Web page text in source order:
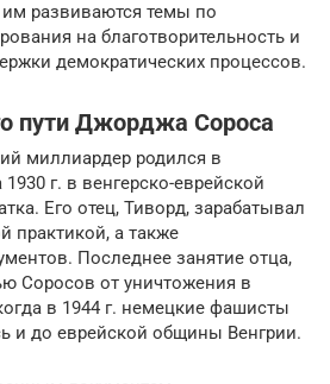
им развиваются темы по
на благотворительность и
демократических процессов.
пути Джорджа Сороса
миллиардер родился в
1930 г. в венгерско-еврейской
Его отец, Тиворд, зарабатывал
практикой, а также
Последнее занятие отца,
Соросов от уничтожения в
в 1944 г. немецкие фашисты
и до еврейской общины Венгрии.